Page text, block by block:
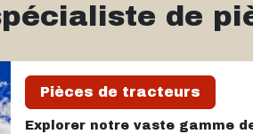
de
Pièces de tracteurs
Explorer notre vaste gamme